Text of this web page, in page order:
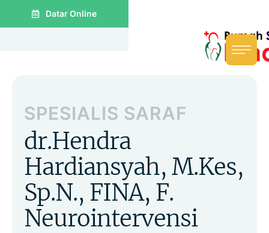
Datar Online
SPESIALIS SARAF
dr.Hendra
Hardiansyah, M.Kes,
Sp.N., FINA, F.
Neurointervensi